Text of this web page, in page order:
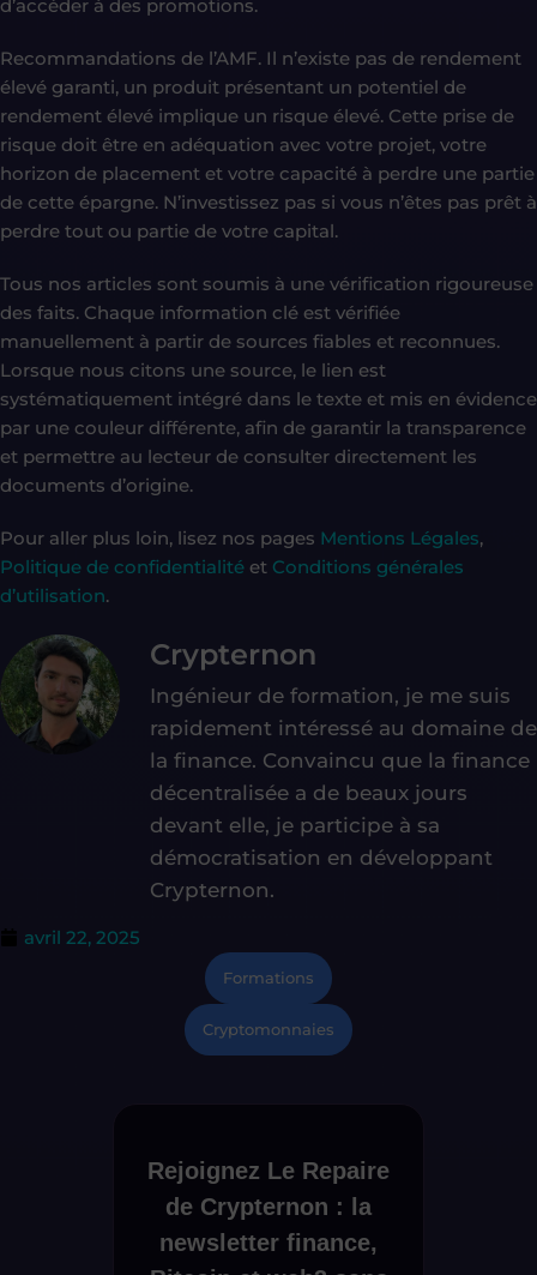
d’accéder à des promotions.
Recommandations de l’AMF. Il n’existe pas de rendement
élevé garanti, un produit présentant un potentiel de
rendement élevé implique un risque élevé. Cette prise de
risque doit être en adéquation avec votre projet, votre
horizon de placement et votre capacité à perdre une partie
de cette épargne. N’investissez pas si vous n’êtes pas prêt à
perdre tout ou partie de votre capital.
Tous nos articles sont soumis à une vérification rigoureuse
des faits. Chaque information clé est vérifiée
manuellement à partir de sources fiables et reconnues.
Lorsque nous citons une source, le lien est
systématiquement intégré dans le texte et mis en évidence
par une couleur différente, afin de garantir la transparence
et permettre au lecteur de consulter directement les
documents d’origine.
Pour aller plus loin, lisez nos pages Mentions Légales,
Politique de confidentialité et Conditions générales
d’utilisation.
Crypternon
Ingénieur de formation, je me suis
rapidement intéressé au domaine de
la finance. Convaincu que la finance
décentralisée a de beaux jours
devant elle, je participe à sa
démocratisation en développant
Crypternon.
avril 22, 2025
Formations
Cryptomonnaies